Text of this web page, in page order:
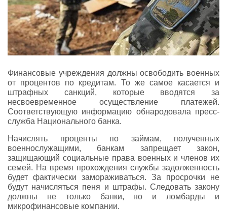
Финансовые учреждения должны освободить военных
от процентов по кредитам. То же самое касается и
штрафных санкций, которые вводятся за
несвоевременное осуществление платежей.
Соответствующую информацию обнародовала пресс-
служба Национального банка.
Начислять проценты по займам, полученных
военнослужащими, банкам запрещает закон,
защищающий социальные права военных и членов их
семей. На время прохождения службы задолженность
будет фактически замораживаться. За просрочки не
будут начисляться пеня и штрафы. Следовать закону
должны не только банки, но и ломбарды и
микрофинансовые компании.